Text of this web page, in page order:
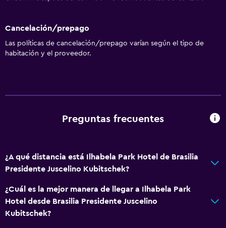
Papel higiénico
Ducha
Servicio de habitaciones
Recepción 24 horas
Sistema de entretenimiento
TV por cable o vía satélite
Cancelación/prepago
Las políticas de cancelación/prepago varían según el tipo de
habitación y el proveedor.
Preguntas frecuentes
¿A qué distancia está Ilhabela Park Hotel de Brasilia
Presidente Juscelino Kubitschek?
¿Cuál es la mejor manera de llegar a Ilhabela Park
Hotel desde Brasilia Presidente Juscelino
Kubitschek?